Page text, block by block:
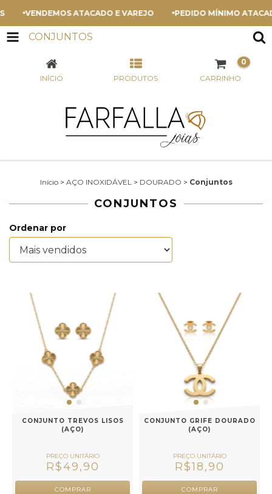
VENDEMOS ATACADO E VAREJO PEDIDO MÍNIMO
CONJUNTOS
INÍCIO PRODUTOS CARRINHO
0
Início > AÇO INOXIDÁVEL > DOURADO > Conjuntos
CONJUNTOS
Ordenar por
CONJUNTO TREVOS LISOS
(AÇO)
R$49,90
COMPRAR
CONJUNTO GRIFE DOURADO
(AÇO)
R$18,90
COMPRAR